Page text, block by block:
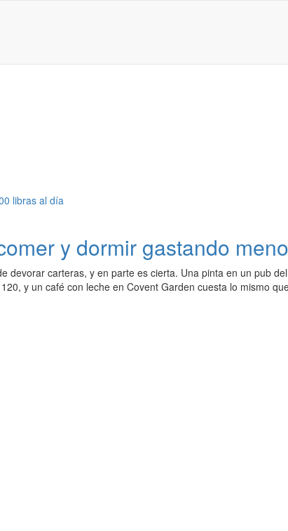
y dormir gastando
devorar carteras, y en parte es cierta. Una pinta en un pub
y un café con leche en Covent Garden cuesta lo mismo